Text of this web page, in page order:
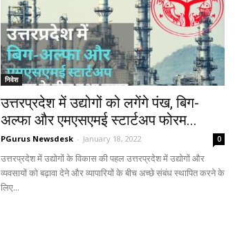
निवेश
उत्तरप्रदेश में उद्योगों को लगेंगे पंख, बिग-
अल्फा और एमएसएमई स्टार्टअप फोरम...
PGurus Newsdesk - January 18, 2022 0
उत्तरप्रदेश में उद्योगों के विकास की पहल उत्तरप्रदेश में उद्योगों और
व्यवसायों को बढ़ावा देने और व्यापारियों के बीच अच्छे संबंध स्थापित करने के
लिए...